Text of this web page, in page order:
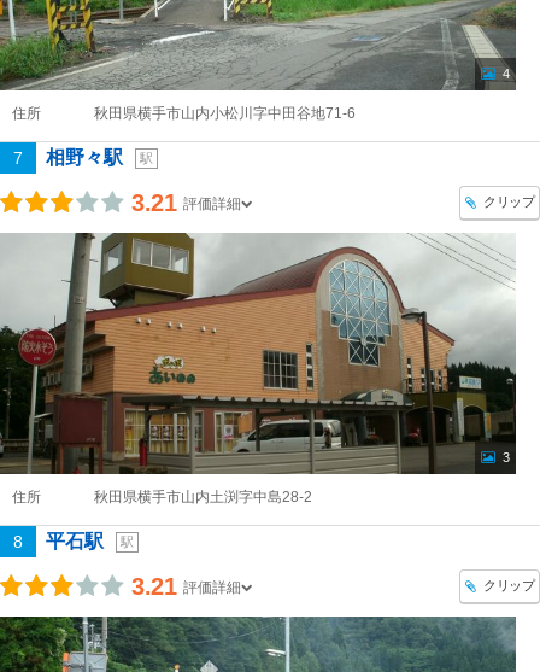
4
住所 秋田県横手市山内小松川字中田谷地71-6
7 相野々駅 駅
3.21 評価詳細 クリップ
3
住所 秋田県横手市山内土渕字中島28-2
8 平石駅 駅
3.21 評価詳細 クリップ